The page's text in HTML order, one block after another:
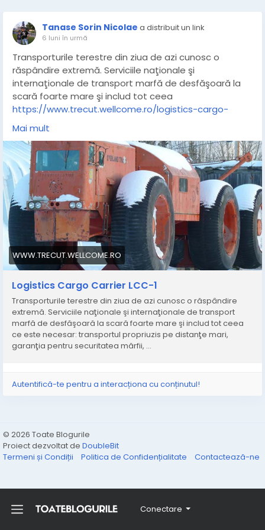
Conectare
Tanase Sorin Nicolae a distribuit un link
6 luni în urmă
Transporturile terestre din ziua de azi cunosc o
răspândire extremă. Serviciile naţionale şi
internaţionale de transport marfă de desfăşoară la
scară foarte mare şi includ tot ceea
https://www.trecut.wellcome.ro/logistics-cargo-
carrier-lcc-1
Mai mult
WWW.TRECUT.WELLCOME.RO
Logistics Cargo Carrier LCC-1
Transporturile terestre din ziua de azi cunosc o răspândire
extremă. Serviciile naţionale şi internaţionale de transport
marfă de desfăşoară la scară foarte mare şi includ tot ceea
ce este necesar: transportul propriuzis pe distanţe mari,
garanţia pentru securitatea mărfii, ...
Autentifică-te pentru a interacționa cu conținutul!
© 2026 Toate Blogurile
Proiect dezvoltat de DoubleBit
Termeni și Condiții
Politica de Confidențialitate Contactează-ne